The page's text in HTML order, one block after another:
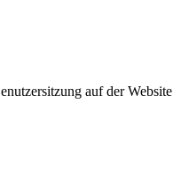
auf der Website